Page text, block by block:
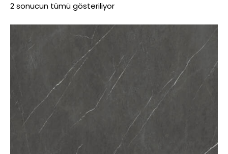
2 sonucun tümü gösteriliyor